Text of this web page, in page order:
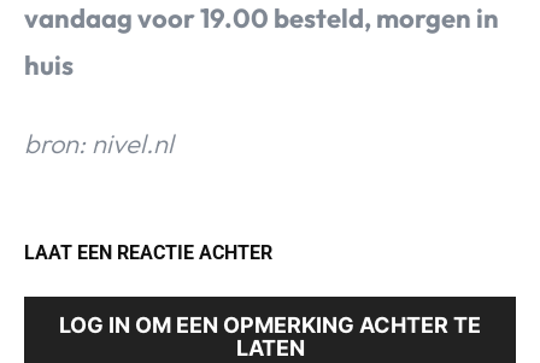
vandaag voor 19.00 besteld, morgen in
huis
bron: nivel.nl
LAAT EEN REACTIE ACHTER
LOG IN OM EEN OPMERKING ACHTER TE
LATEN